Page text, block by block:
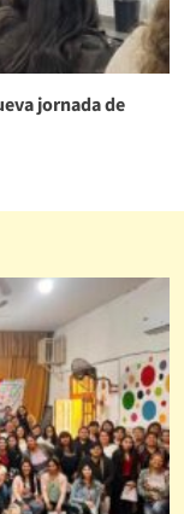
jornada de